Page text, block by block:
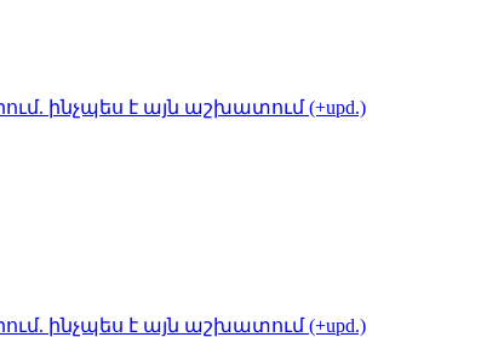
ինչպես է այն աշխատում (+upd.)
ինչպես է այն աշխատում (+upd.)